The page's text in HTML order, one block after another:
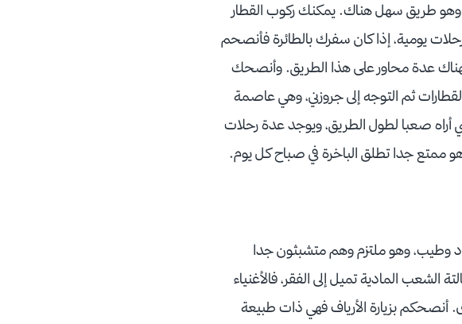
وهو طريق سهل هناك. يمكنك ركوب القطار
يومية، إذا كان سفرك بالطائرة فأنصحم
عدة محاور على هذا الطريق. وأنصحك
ثم التوجه إلى جروزني، وهي عاصمة
أراه صعبا لطول الطريق، ويوجد عدة رحلات
وطيب، وهو ملتزم وهم متشبثون جدا
المادية تميل إلى الفقر، فالأغنياء
أنصحكم بزيارة الأرياف فهي ذات طبيعة